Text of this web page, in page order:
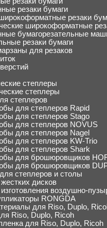
резаки бумаги
резаки
широкоформатные
бумагорезательные
резаки бумаги
для резаков
степлеры
степлеры
степлеров
для степлеров Rapid
для степлеров Stago
для степлеров NOVUS
для степлеров Nagel
для степлеров KW-Trio
для степлеров Shark
для брошюровщиков
для брошюровщиков
степлеров и столы
дисков
воздушно-
RONGDA
для Riso, Duplo,
Riso, Duplo, Ricoh
для Riso, Duplo, Ricoh